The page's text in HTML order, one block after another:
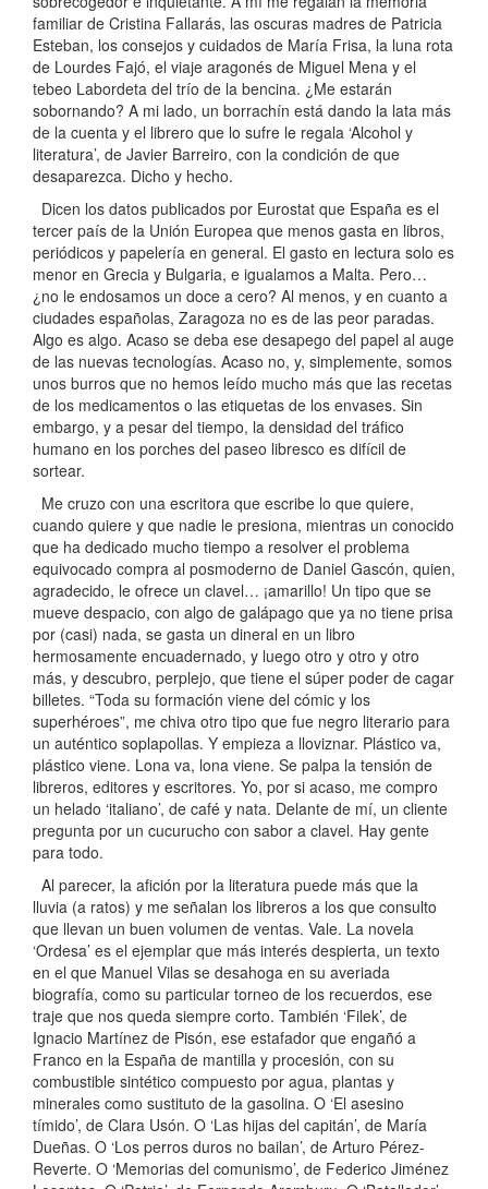
familiar de Cristina Fallarás, las oscuras madres de Patricia
Esteban, los consejos y cuidados de María Frisa, la luna rota
de Lourdes Fajó, el viaje aragonés de Miguel Mena y el
tebeo Labordeta del trío de la bencina. ¿Me estarán
sobornando? A mi lado, un borrachín está dando la lata más
de la cuenta y el librero que lo sufre le regala ‘Alcohol y
literatura’, de Javier Barreiro, con la condición de que
desaparezca. Dicho y hecho.
Dicen los datos publicados por Eurostat que España es el
tercer país de la Unión Europea que menos gasta en libros,
periódicos y papelería en general. El gasto en lectura solo es
menor en Grecia y Bulgaria, e igualamos a Malta. Pero…
¿no le endosamos un doce a cero? Al menos, y en cuanto a
ciudades españolas, Zaragoza no es de las peor paradas.
Algo es algo. Acaso se deba ese desapego del papel al auge
de las nuevas tecnologías. Acaso no, y, simplemente, somos
unos burros que no hemos leído mucho más que las recetas
de los medicamentos o las etiquetas de los envases. Sin
embargo, y a pesar del tiempo, la densidad del tráfico
humano en los porches del paseo libresco es difícil de
sortear.
Me cruzo con una escritora que escribe lo que quiere,
cuando quiere y que nadie le presiona, mientras un conocido
que ha dedicado mucho tiempo a resolver el problema
equivocado compra al posmoderno de Daniel Gascón, quien,
agradecido, le ofrece un clavel… ¡amarillo! Un tipo que se
mueve despacio, con algo de galápago que ya no tiene prisa
por (casi) nada, se gasta un dineral en un libro
hermosamente encuadernado, y luego otro y otro y otro
más, y descubro, perplejo, que tiene el súper poder de cagar
billetes. “Toda su formación viene del cómic y los
superhéroes”, me chiva otro tipo que fue negro literario para
un auténtico soplapollas. Y empieza a lloviznar. Plástico va,
plástico viene. Lona va, lona viene. Se palpa la tensión de
libreros, editores y escritores. Yo, por si acaso, me compro
un helado ‘italiano’, de café y nata. Delante de mí, un cliente
pregunta por un cucurucho con sabor a clavel. Hay gente
para todo.
Al parecer, la afición por la literatura puede más que la
lluvia (a ratos) y me señalan los libreros a los que consulto
que llevan un buen volumen de ventas. Vale. La novela
‘Ordesa’ es el ejemplar que más interés despierta, un texto
en el que Manuel Vilas se desahoga en su averiada
biografía, como su particular torneo de los recuerdos, ese
traje que nos queda siempre corto. También ‘Filek’, de
Ignacio Martínez de Pisón, ese estafador que engañó a
Franco en la España de mantilla y procesión, con su
combustible sintético compuesto por agua, plantas y
minerales como sustituto de la gasolina. O ‘El asesino
tímido’, de Clara Usón. O ‘Las hijas del capitán’, de María
Dueñas. O ‘Los perros duros no bailan’, de Arturo Pérez-
Reverte. O ‘Memorias del comunismo’, de Federico Jiménez